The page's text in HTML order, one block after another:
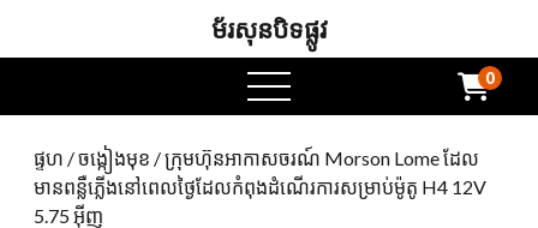
ម័រសុនបិទផ្លូវ
ម៉ឺនុយបើក 0
ផ្ទហ /ចង្កៀងមុខ / ក្រុមហ៊ុនអាកាសចរណ៍ Morson Lome ដែល
មានពន្លឺភ្លើងនៅពេលថ្ងៃដែលកំពុងដំណើរការសម្រាប់ម៉ូតូ H4 12V
5.75 អ៊ីញ